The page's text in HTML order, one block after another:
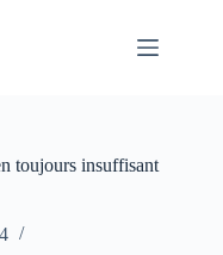
toujours insuffisant